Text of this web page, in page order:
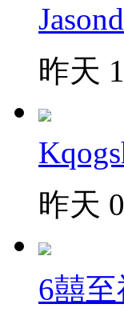
昨天
昨天
6囍